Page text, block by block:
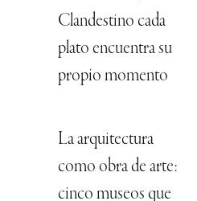
Clandestino cada
plato encuentra su
propio momento
La arquitectura
como obra de arte:
cinco museos que